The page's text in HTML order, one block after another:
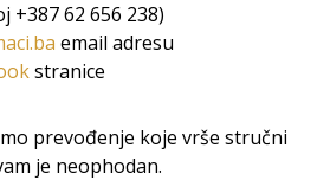
62 656 238)
email adresu
stranice
prevođenje koje vrše stručni
je neophodan.